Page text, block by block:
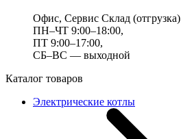
Офис, Сервис Склад (отгрузка)
ПН–ЧТ 9:00–18:00,
ПТ 9:00–17:00,
СБ–ВС — выходной
Каталог товаров
Электрические котлы